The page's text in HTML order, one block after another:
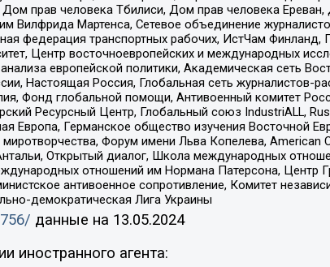
прав человека Тбилиси, Дом прав человека
Вилфрида Мартенса, Сетевое объединение
федерация транспортных рабочих, ИстЧам Финланд,
Центр восточноевропейских и международных
европейской политики, Академическая сеть
Настоящая Россия, Глобальная сеть журналистов-
Фонд глобальной помощи, Антивоенный комитет
Ресурсный Центр, Глобальный союз IndustriALL,
Европа, Германское общество изучения Восточной
Форум имени Льва Копелева, American
Открытый диалог, Школа международных
отношений им Нормана Патерсона,
антивоенное сопротивление, Комитет
демократическая Лига Украины
данные на 13.05.2024
агента: